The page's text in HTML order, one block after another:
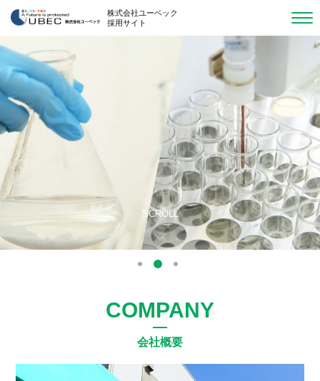
株式会社ユーベック
採用サイト
SCROLL
COMPANY
会社概要